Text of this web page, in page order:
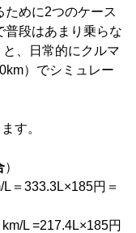
ために2つのケース
普段はあまり乗らな
、日常的にクルマ
）でシミュレー
す。
）
＝333.3L×185円＝
L =217.4L×185円